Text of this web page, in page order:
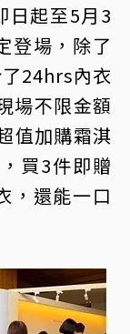
日起至5月3
登場，除了
24hrs內衣
場不限金額
值加購霜淇
買3件即贈
，還能一口